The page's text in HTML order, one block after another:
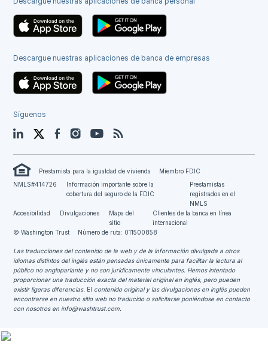
Descargue nuestras aplicaciones de banca de empresas
Síguenos
LinkedIn TwitterFacebookInstagramYouTube
Prestamista para la igualdad de vivienda
Miembro FDIC
NMLS#414726
Información importante sobre la
cobertura del seguro de la FDIC
Prestamistas
registrados en el
NMLS
Accesibilidad
Divulgaciones
Mapa del
sitio
Clientes de la banca en línea
internacional
© Washington Trust
Número de ruta: 011500858
Las traducciones del contenido de la web y de la información divulgada a otros
idiomas distintos del inglés están pensadas únicamente para facilitar la lectura al
público no angloparlante y no son jurídicamente vinculantes. Hemos intentado
proporcionar una traducción exacta del material original en inglés, pero pueden
existir ligeras diferencias. El contenido original y las divulgaciones en inglés pueden
encontrarse en nuestro sitio web no traducido o solicitarse poniéndose en contacto
con nosotros en info@washtrust.com.